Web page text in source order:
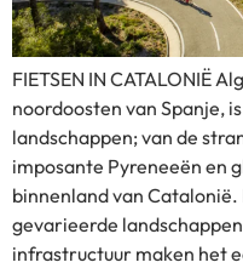
FIETSEN IN CATALONIË
noordoosten van Spanje,
landschappen; van de
imposante Pyreneeën en
binnenland van
gevarieerde
infrastructuur maken het